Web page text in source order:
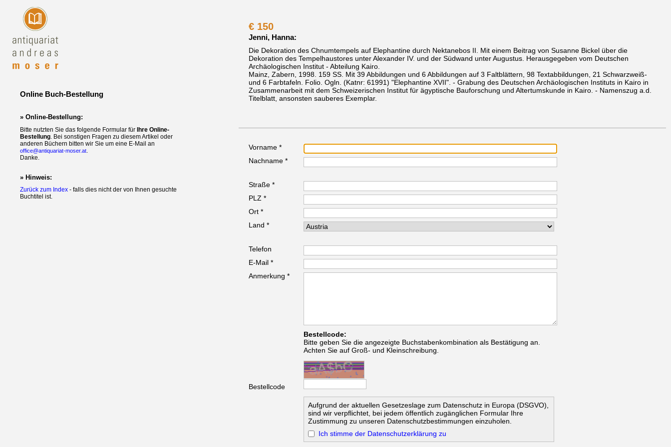
Online Buch-Bestellung
» Online-Bestellung:
Bitte nutzten Sie das folgende Formular für Ihre Online-
Bestellung . Bei sonstigen Fragen zu diesem Artikel oder
anderen Büchern bitten wir Sie um eine E-Mail an
office@antiquariat-moser.at
Danke.
» Hinweis:
Zurück zum Index - falls dies nicht der von Ihnen gesuchte
Buchtitel ist.
€ 150
Jenni, Hanna:
Die Dekoration des Chnumtempels auf Elephantine durch Nektanebos II. Mit einem Beitrag von Susanne Bickel über die
Dekoration des Tempelhaustores unter Alexander IV. und der Südwand unter Augustus. Herausgegeben vom Deutschen
Archäologischen Institut - Abteilung Kairo.
Mainz, Zabern, 1998. 159 SS. Mit 39 Abbildungen und 6 Abbildungen auf 3 Faltblättern, 98 Textabbildungen, 21 Schwarzweiß-
und 6 Farbtafeln. Folio. Ogln. (Katnr: 61991) "Elephantine XVII". - Grabung des Deutschen Archäologischen Instituts in Kairo in
Zusammenarbeit mit dem Schweizerischen Institut für ägyptische Bauforschung und Altertumskunde in Kairo. - Namenszug a.d.
Titelblatt, ansonsten sauberes Exemplar.
Vorname *
Nachname *
Straße *
PLZ *
Ort *
Land *
Telefon
E-Mail *
Anmerkung *
Bestellcode:
Bitte geben Sie die angezeigte Buchstabenkombination als Bestätigung an.
Achten Sie auf Groß- und Kleinschreibung.
Bestellcode
Aufgrund der aktuellen Gesetzeslage zum Datenschutz in Europa (DSGVO),
sind wir verpflichtet, bei jedem öffentlich zugänglichen Formular Ihre
Zustimmung zu unseren Datenschutzbestimmungen einzuholen.
Ich stimme der Datenschutzerklärung zu